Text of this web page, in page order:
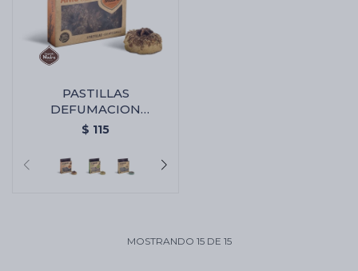
PASTILLAS
DEFUMACION
SAGRADA MADRE X4 -
$ 115
MOSTRANDO 15DE 15